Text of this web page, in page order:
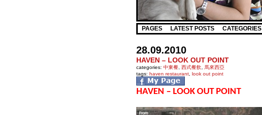
PAGES LATEST POSTS CATEGORIES
28.09.2010
HAVEN – LOOK OUT POINT
categories: 中東餐 西式餐飲
馬來西亞
tags: haven restaurant look out point
HAVEN – LOOK OUT POINT